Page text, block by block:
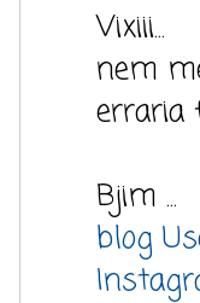
Vixiii...
nem
erraria
Bjim ...
blog